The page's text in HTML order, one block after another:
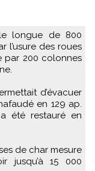
longue de 800
l’usure des roues
par 200 colonnes
d’évacuer
en 129 ap.
a été restauré en
de char mesure
jusqu’à 15 000